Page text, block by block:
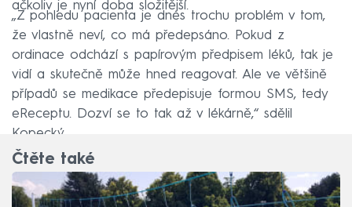
ačkoliv je nyní doba složitější.
„Z pohledu pacienta je dnes trochu problém v tom,
že vlastně neví, co má předepsáno. Pokud z
ordinace odchází s papírovým předpisem léků, tak je
vidí a skutečně může hned reagovat. Ale ve většině
případů se medikace předepisuje formou SMS, tedy
eReceptu. Dozví se to tak až v lékárně,“ sdělil
Kopecký.
Čtěte také